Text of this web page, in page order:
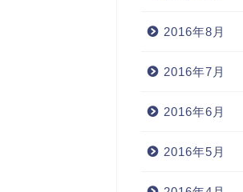
2016年8月
2016年7月
2016年6月
2016年5月